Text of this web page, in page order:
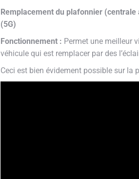
Remplacement du plafonnier
(5G)
Fonctionnement : Permet une meilleur
véhicule qui est remplacer par des
Ceci est bien évidement possible sur la